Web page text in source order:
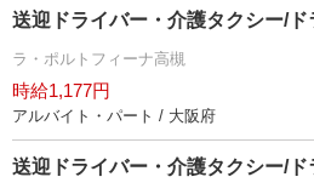
送迎ドライバー・介護タクシー/
ラ・ポルトフィーナ高槻
時給1,177円
アルバイト・パート / 大阪府
送迎ドライバー・介護タクシー/